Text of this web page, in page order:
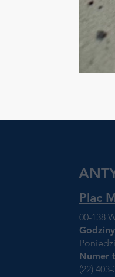
Plac
00-138
Numer
(22)